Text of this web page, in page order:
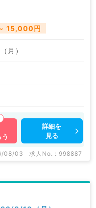
15,000円
月）
詳細を
見る
08/03 求人No. : 998887